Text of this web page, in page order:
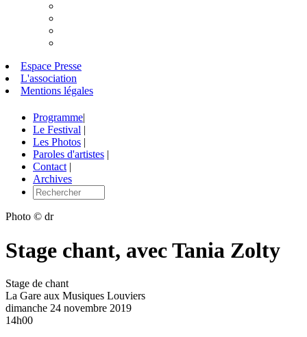
Espace Presse
L'association
Mentions légales
Programme|
Le Festival |
Les Photos |
Paroles d'artistes |
Contact |
Archives
Photo © dr
Stage chant, avec Tania Zolty
Stage de chant
La Gare aux Musiques Louviers
dimanche 24 novembre 2019
14h00